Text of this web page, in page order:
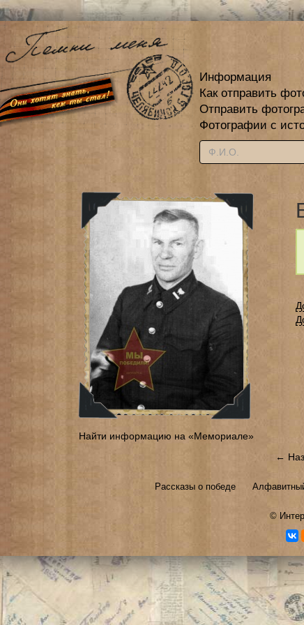
Информация
Как отправить
Отправить
Фотографии с
Найти информацию на «Мемориале»
←
Рассказы о победе
©